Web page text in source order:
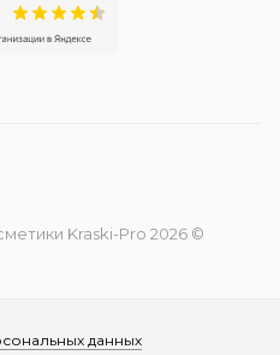
Kraski-Pro 2026 ©
данных